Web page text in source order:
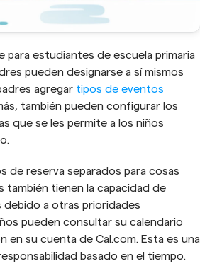
para estudiantes de escuela primaria
pueden designarse a sí mismos
agregar tipos de eventos
también pueden configurar los
que se les permite a los niños
de reserva separados para cosas
tienen la capacidad de
debido a otras prioridades
pueden consultar su calendario
en su cuenta de Cal.com. Esta es una
basado en el tiempo.